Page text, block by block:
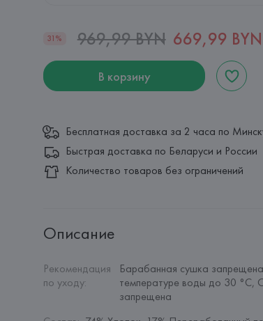
31% 969,99 BYN 669,99 BYN
В корзину
Бесплатная доставка за 2 часа по
Быстрая доставка по Беларуси и России
Количество товаров без ограничений
Описание
Рекомендация
по уходу:
Барабанная сушка
температуре воды до 30 °C,
запрещена